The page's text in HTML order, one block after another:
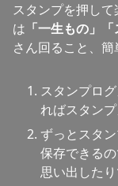
スタンプを押し
は 「一生もの」
さん回ること、
スタンプロ
ればスタン
ずっとスタ
保存できる
思い出した